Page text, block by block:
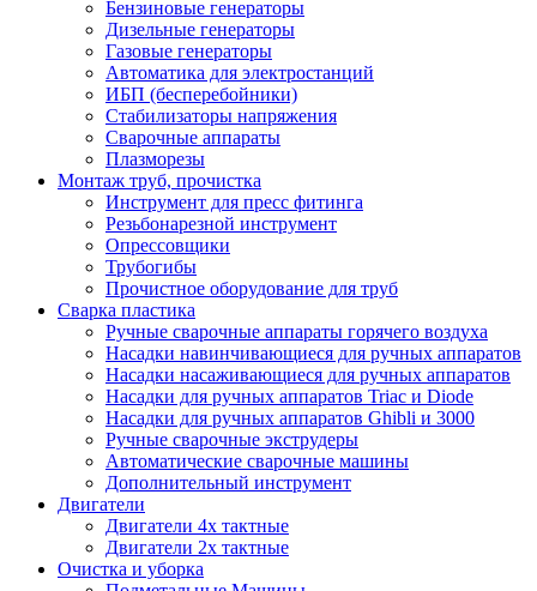
Бензиновые генераторы
Дизельные генераторы
Газовые генераторы
Автоматика для электростанций
ИБП (бесперебойники)
Стабилизаторы напряжения
Сварочные аппараты
Плазморезы
Монтаж труб, прочистка
Инструмент для пресс фитинга
Резьбонарезной инструмент
Опрессовщики
Трубогибы
Прочистное оборудование для труб
Сварка пластика
Ручные сварочные аппараты горячего воздуха
Насадки навинчивающиеся для ручных аппаратов
Насадки насаживающиеся для ручных аппаратов
Насадки для ручных аппаратов Triac и Diode
Насадки для ручных аппаратов Ghibli и 3000
Ручные сварочные экструдеры
Автоматические сварочные машины
Дополнительный инструмент
Двигатели
Двигатели 4х тактные
Двигатели 2х тактные
Очистка и уборка